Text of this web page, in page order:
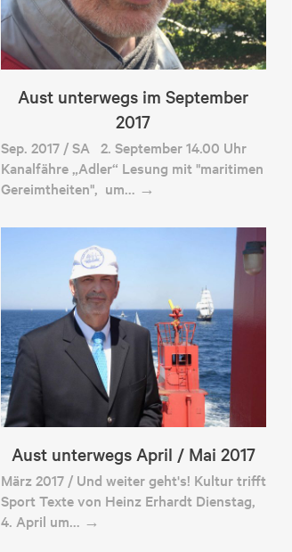
Aust unterwegs im September
2017
Sep. 2017 / SA 2. September 14.00 Uhr
Kanalfähre „Adler“ Lesung mit "maritimen
Gereimtheiten", um… →
Aust unterwegs April / Mai 2017
März 2017 / Und weiter geht's! Kultur trifft
Sport Texte von Heinz Erhardt Dienstag,
4. April um… →